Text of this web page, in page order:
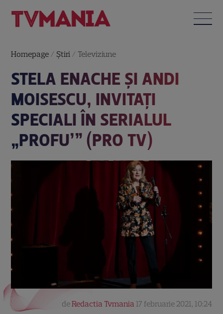
Homepage / Știri / Televiziune
STELA ENACHE ȘI ANDI
MOISESCU, INVITAȚI
SPECIALI ÎN SERIALUL
„PROFU’” (PRO TV)
deRedactia Tvmania 17 februarie 2021, 10:24